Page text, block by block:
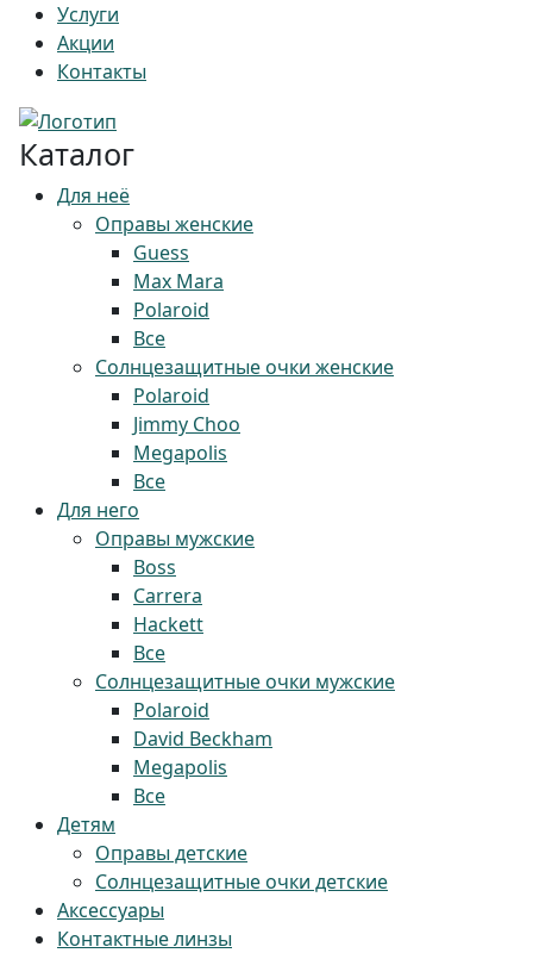
Услуги
Акции
Контакты
Каталог
Для неё
Оправы женские
Guess
Max Mara
Polaroid
Все
Солнцезащитные очки женские
Polaroid
Jimmy Choo
Megapolis
Все
Для него
Оправы мужские
Boss
Carrera
Hackett
Все
Солнцезащитные очки мужские
Polaroid
David Beckham
Megapolis
Все
Детям
Оправы детские
Солнцезащитные очки детские
Аксессуары
Контактные линзы